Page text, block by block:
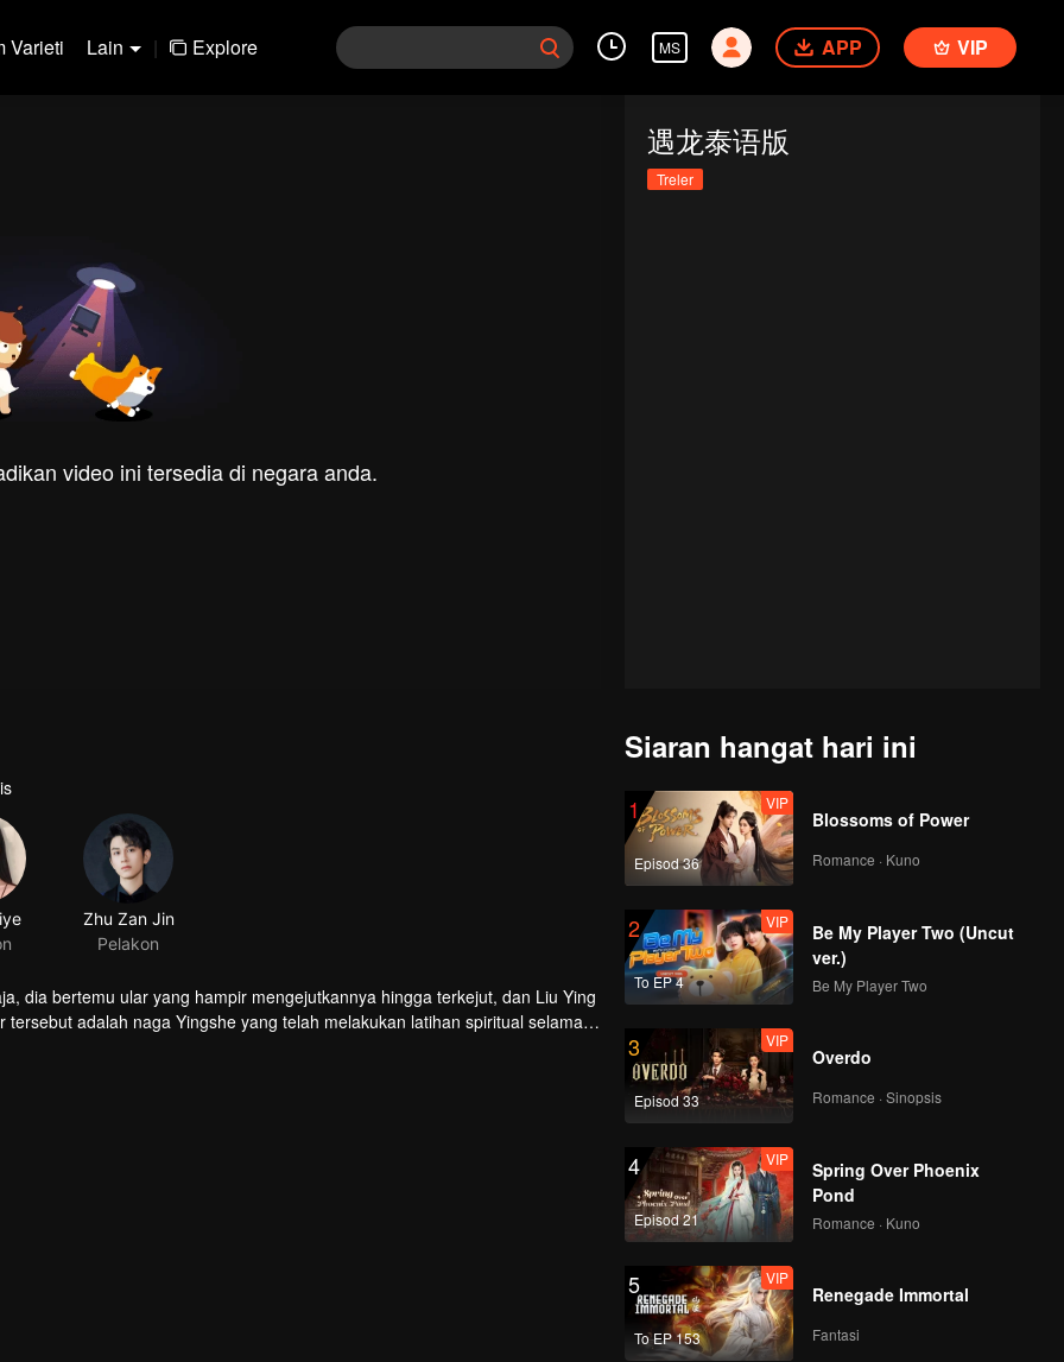
Varieti Lain | Explore MS APP VIP
video ini tersedia di negara anda.
遇龙泰语版
Treler
Zhu Zan Jin
Pelakon
dia bertemu ular yang hampir mengejutkannya hingga terkejut, dan Liu Ying
adalah naga Yingshe yang telah melakukan latihan spiritual selama
Ying dengan rasa terima kasih, tetapi sayangnya, Xiahou Xue yang peduli
roh di sepanjang jalan, akhirnya mati secara tidak sengaja di tangan Yuchi
Siaran hangat hari ini
1
Episod 36
VIP
Blossoms of Power
Romance · Kuno
2
To EP 4
VIP
Be My Player Two (Uncut
ver.)
Be My Player Two
3
Episod 33
VIP
Overdo
Romance · Sinopsis
4
Episod 21
VIP
Spring Over Phoenix
Pond
Romance · Kuno
5
To EP 153
VIP
Renegade Immortal
Fantasi